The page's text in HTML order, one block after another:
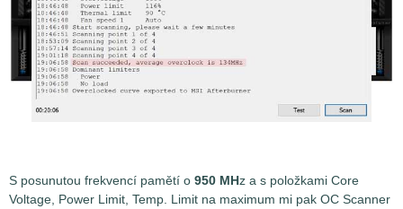
S posunutou frekvencí pamětí o 950 MHz a s položkami Core
Voltage, Power Limit, Temp. Limit na maximum mi pak OC Scanner